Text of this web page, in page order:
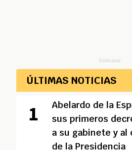
Publicidad
ÚLTIMAS NOTICIAS
Abelardo de la
sus primeros
a su gabinete y al
de la Presidencia